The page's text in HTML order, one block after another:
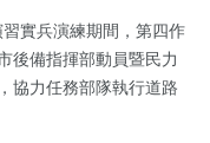
實兵演練期間，第四作
後備指揮部動員暨民力
協力任務部隊執行道路